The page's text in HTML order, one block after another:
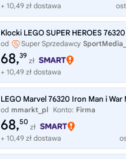
+ 10,49 zł dostawa
od Super Sprzedawcy
68,39
zł
+ 10,49 zł dostawa
od mmarkt_pl Konto: Firma
68,50
zł
+ 10,49 zł dostawa